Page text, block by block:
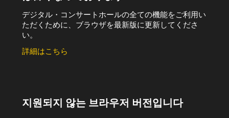
デジタル・コンサートホールの全ての機能をご利用い
ただくために、ブラウザを最新版に更新してくださ
い。
詳細はこちら
지원되지 않는 브라우저 버전입니다